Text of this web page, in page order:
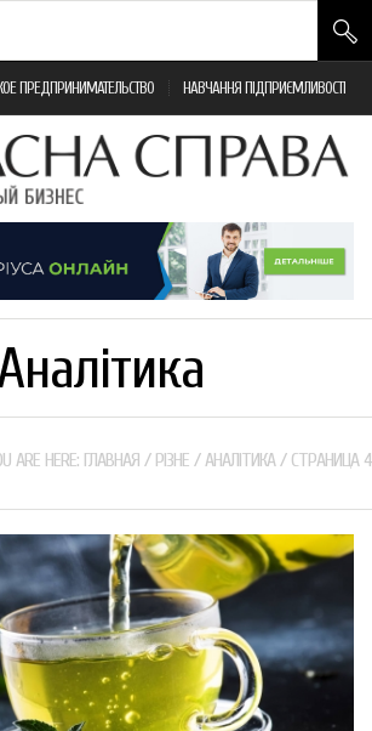
ПРЕДПРИНИМАТЕЛЬСТВО НАВЧАННЯ ПІДПРИЄМЛИВОСТІ
БІЗНЕСУ
КЕРУВАТИ
ARE HERE: ГЛАВНАЯ / РІЗНЕ / АНАЛІТИКА / СТРАНИЦА 4